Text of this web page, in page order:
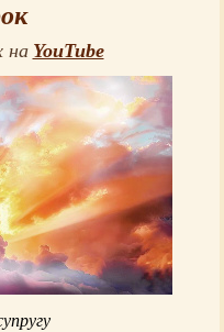
на YouTube